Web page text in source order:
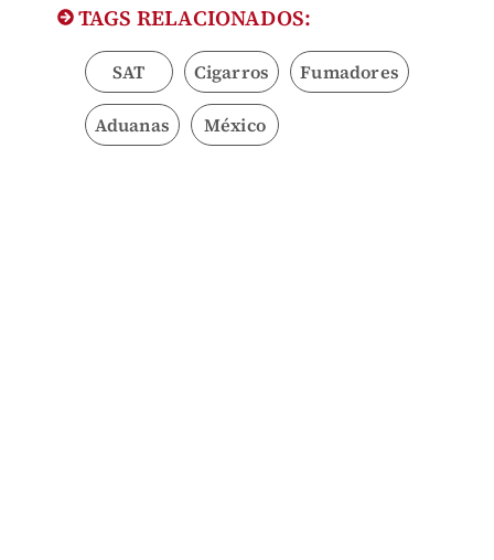
TAGS RELACIONADOS:
SAT Cigarros Fumadores
Aduanas México